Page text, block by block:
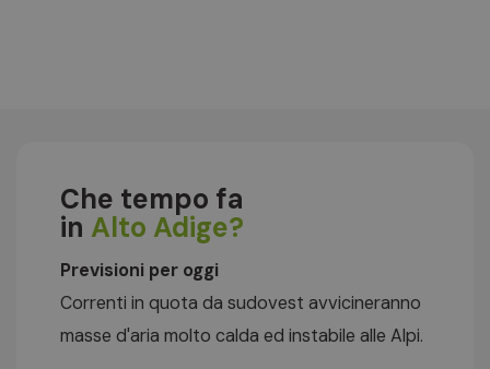
Che tempo fa
in Alto Adige?
Previsioni per oggi
Correnti in quota da sudovest avvicineranno
masse d'aria molto calda ed instabile alle Alpi.